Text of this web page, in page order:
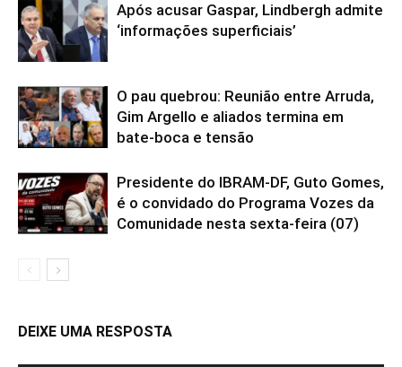
Após acusar Gaspar, Lindbergh admite
‘informações superficiais’
O pau quebrou: Reunião entre Arruda,
Gim Argello e aliados termina em
bate-boca e tensão
Presidente do IBRAM-DF, Guto Gomes,
é o convidado do Programa Vozes da
Comunidade nesta sexta-feira (07)
DEIXE UMA RESPOSTA